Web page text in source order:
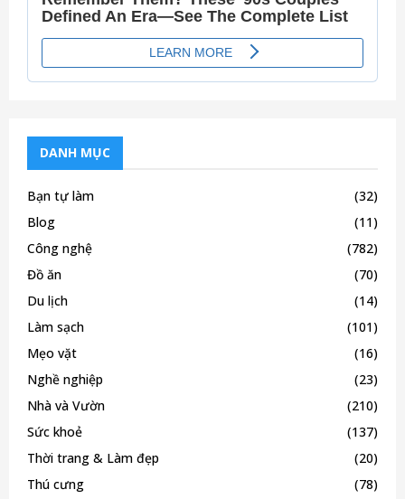
C
H
DANH MỤC
Bạn tự làm
(32)
Blog
(11)
Công nghệ
(782)
Đồ ăn
(70)
Du lịch
(14)
Làm sạch
(101)
Mẹo vặt
(16)
Nghề nghiệp
(23)
Nhà và Vườn
(210)
Sức khoẻ
(137)
Thời trang & Làm đẹp
(20)
Thú cưng
(78)